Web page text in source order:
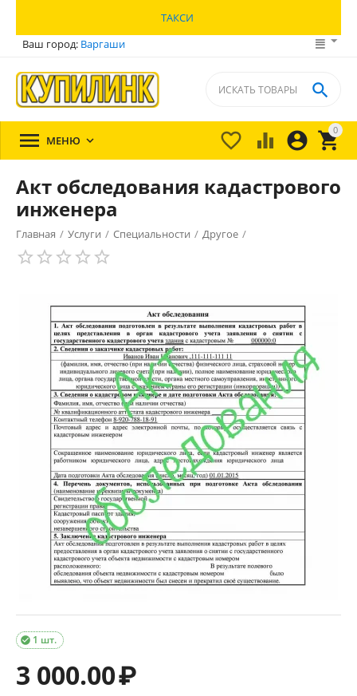
ТАКСИ
Ваш город: Варгаши
0


 

 МЕНЮ 
Акт обследования кадастрового
инженера
Главная / Услуги / Специальности / Другое /
1 шт.

3 000.00₽